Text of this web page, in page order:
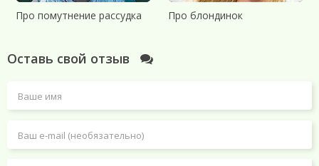
Про помутнение рассудка Про блондинок
Оставь свой отзыв